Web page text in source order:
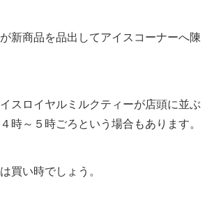
新商品を品出してアイスコーナーへ陳
スロイヤルミルクティーが店頭に並ぶ
時～５時ごろという場合もあります。
買い時でしょう。